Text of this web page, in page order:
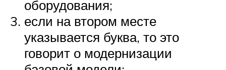
оборудования;
если на втором месте
указывается буква, то это
говорит о модернизации